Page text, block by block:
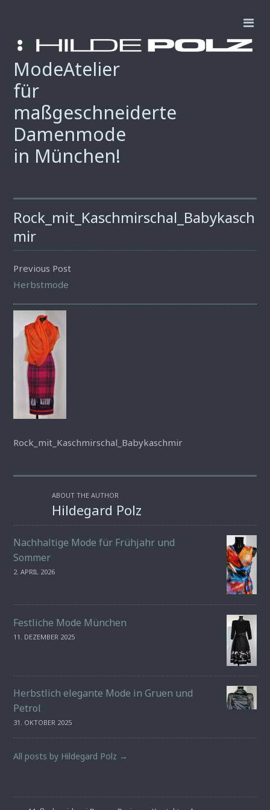
ModeAtelier
für
maßgeschneiderte
Damenmode
in München!
Rock_mit_Kaschmirschal_Babykasch
mir
Previous Post
Herbstmode
Rock_mit_Kaschmirschal_Babykaschmir
ABOUT THE AUTHOR
Hildegard Polz
Nachhaltige Mode für Frühjahr und
Sommer
2. APRIL 2026
Festliche Mode München
11. DEZEMBER 2025
Herbstlich elegante Mode in Gruen und
Petrol
31. OKTOBER 2025
All posts by Hildegard Polz →